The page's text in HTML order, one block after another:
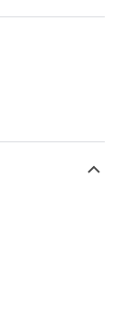
keyboard_arrow_up